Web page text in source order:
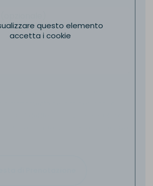
questo elemento
accetta i cookie